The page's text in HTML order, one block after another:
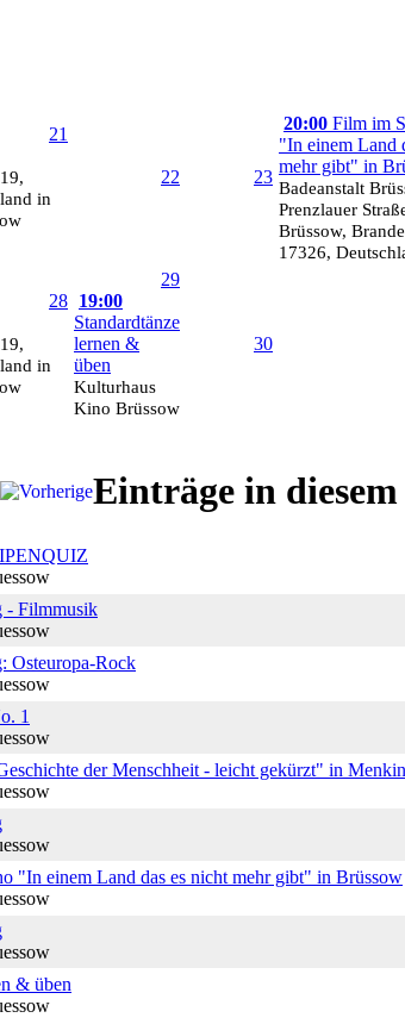
21
in
22 23
20:00 Film im
"In einem Land
mehr gibt" in
Badeanstalt
Prenzlauer
Brüssow,
17326,
28
in
29
19:00
Standardtänze
lernen &
üben
Kulturhaus
Kino Brüssow
30
Einträge in
- Filmmusik
Osteuropa-Rock
1
der Menschheit - leicht gekürzt" in Menkin
"In einem Land das es nicht mehr gibt" in Brüssow
& üben